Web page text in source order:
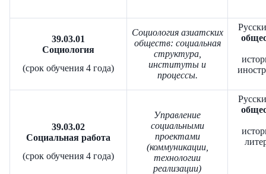
39.03.01
Социология
(срок обучения 4 года)
Социология азиатских
обществ: социальная
структура,
институты и
процессы.
39.03.02
Социальная работа
(срок обучения 4 года)
Управление
социальными
проектами
(коммуникации,
технологии
реализации)